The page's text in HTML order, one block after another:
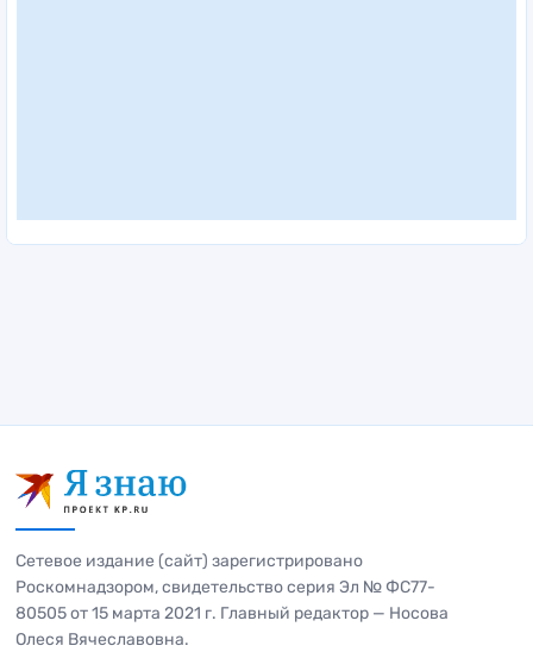
Сетевое издание (сайт) зарегистрировано
Роскомнадзором, свидетельство серия Эл № ФС77-
80505 от 15 марта 2021 г. Главный редактор — Носова
Олеся Вячеславовна.